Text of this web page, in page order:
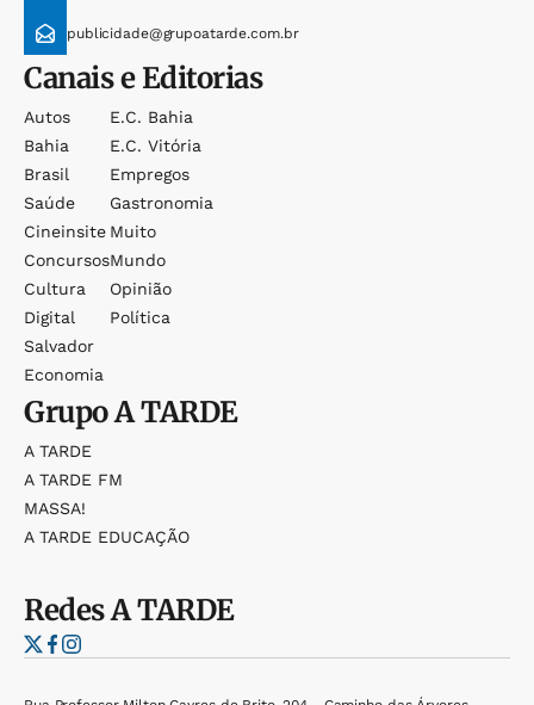
publicidade@grupoatarde.com.br
Canais e Editorias
Autos
Bahia
Brasil
Saúde
Cineinsite
Concursos
Cultura
Digital
Salvador
Economia
E.c. Bahia
E.c. Vitória
Empregos
Gastronomia
Muito
Mundo
Opinião
Política
GrupoA TARDE
A TARDE
A TARDE FM
MASSA!
A TARDE EDUCAÇÃO
RedesA TARDE